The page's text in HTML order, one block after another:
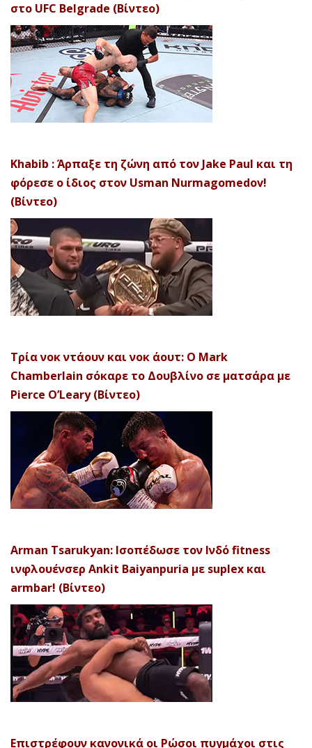
στο UFC Belgrade (Βίντεο)
Khabib : Άρπαξε τη ζώνη από τον Jake Paul και τη
φόρεσε ο ίδιος στον Usman Nurmagomedov!
(Βίντεο)
Τρία νοκ ντάουν και νοκ άουτ: Ο Mark
Chamberlain σόκαρε το Δουβλίνο σε ματσάρα με
Pierce O’Leary (Βίντεο)
Arman Tsarukyan: Ισοπέδωσε τον Ινδό fitness
ινφλουένσερ Ankit Baiyanpuria με suplex και
armbar! (Βίντεο)
Επιστρέφουν κανονικά οι Ρώσοι πυγμάχοι στις